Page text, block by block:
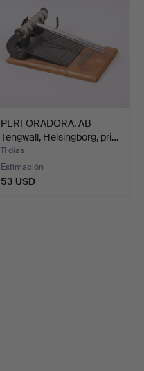
PERFORADORA, AB
Tengwall, Helsingborg, pri…
11 días
Estimación
53 USD